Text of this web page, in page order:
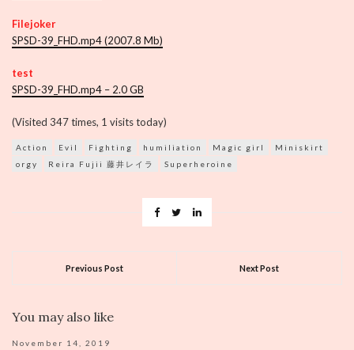
Filejoker
SPSD-39_FHD.mp4 (2007.8 Mb)
test
SPSD-39_FHD.mp4 – 2.0 GB
(Visited 347 times, 1 visits today)
Action Evil Fighting humiliation Magic girl
Miniskirt
orgy
Reira Fujii 藤井レイラ Superheroine
Previous Post Next Post
You may also like
November 14, 2019